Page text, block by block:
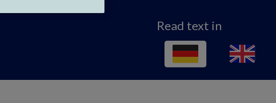
Read text in